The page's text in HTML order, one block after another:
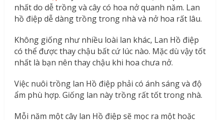
nhất do dễ trồng và cây có hoa nở quanh năm. Lan
hồ điệp dễ dàng trồng trong nhà và nở hoa rất lâu.
Không giống như nhiều loài lan khác, Lan Hồ điệp
có thể được thay chậu bất cứ lúc nào. Mặc dù vậy tốt
nhất là bạn nên thay chậu khi hoa chưa nở.
Việc nuôi trồng lan Hồ điệp phải có ánh sáng và độ
ẩm phù hợp. Giống lan này trồng rất tốt trong nhà.
Mỗi năm một cây lan Hồ điệp sẽ mọc ra một hoặc